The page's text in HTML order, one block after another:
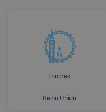
Londres
Reino Unido